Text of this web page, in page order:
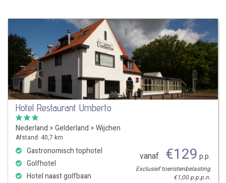
Hotel Restaurant Umberto
Nederland >Gelderland >Wijchen
Afstand: 40,7 km
Gastronomisch tophotel
Golfhotel
Hotel naast golfbaan
vanaf €129 p.p.
Exclusief toeristenbelasting
€1,00 p.p.p.n.